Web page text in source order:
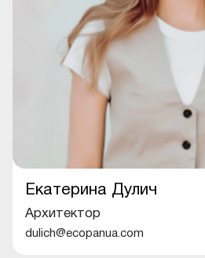
Екатерина Дулич
Архитектор
dulich@ecopanua.com